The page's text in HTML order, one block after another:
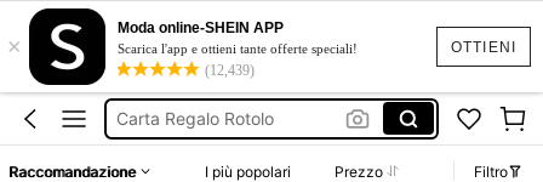
OTTIENI
×
Moda online-SHEIN APP
Scarica l'app e ottieni tante offerte speciali!
(12,439)
Carta Regalo Rotoli
Carta Regalo In Fogli
Carta Regalo Rotolo
Bustine
Raccomandazione I più popolari Prezzo
Filtro